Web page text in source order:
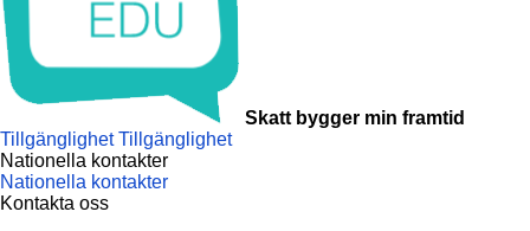
Skatt bygger min framtid
Tillgänglighet Tillgänglighet
Nationella kontakter
Nationella kontakter
Kontakta oss